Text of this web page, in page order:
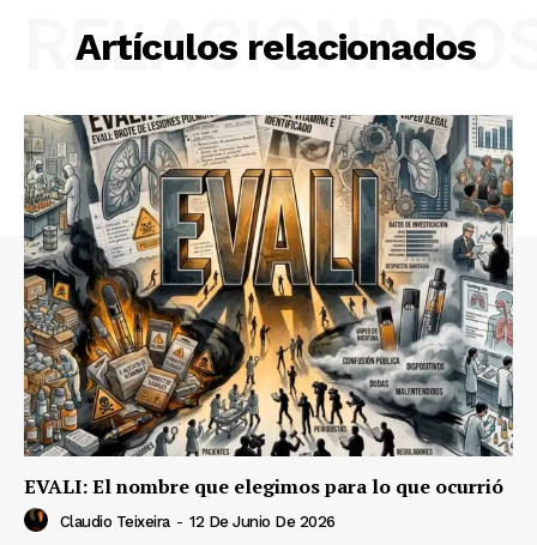
Artículos relacionados
EVALI: El nombre que elegimos para lo que ocurrió
Claudio Teixeira - 12 De Junio De 2026